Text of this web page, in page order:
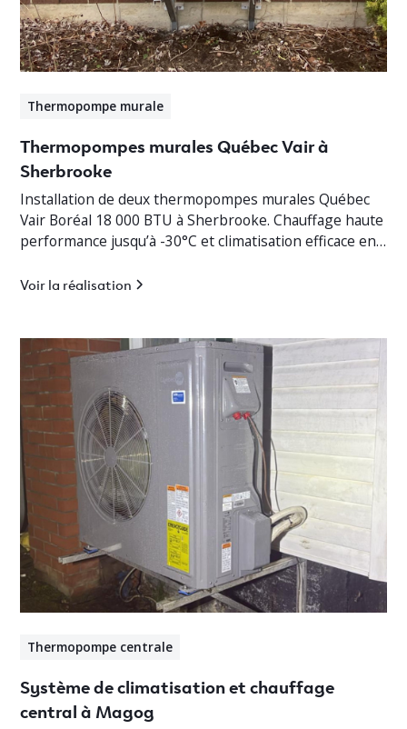
Thermopompe murale
Thermopompes murales Québec Vair à
Sherbrooke
Installation de deux thermopompes murales Québec
Vair Boréal 18 000 BTU à Sherbrooke. Chauffage haute
performance jusqu’à -30°C et climatisation efficace en
Voir la réalisation
Thermopompe centrale
Système de climatisation et chauffage
central à Magog